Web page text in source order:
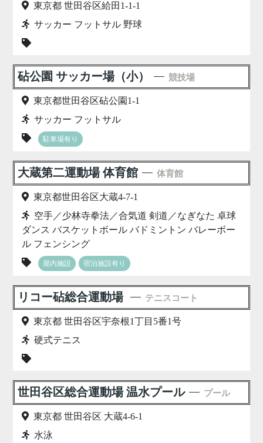
東京都 世田谷区給田1-1-1
サッカー フットサル 野球
砧公園 サッカー場（小） 競技場
東京都世田谷区砧公園1-1
サッカー フットサル
駐車場有り
大蔵第二運動場 体育館 体育館
東京都世田谷区大蔵4-7-1
空手／少林寺拳法／合気道 剣道／なぎなた 卓球
ダンス バスケットボール バドミントン バレーボー
ル フェンシング
屋内施設 宿泊施設有り
リコー砧総合運動場 テニスコート
東京都 世田谷区宇奈根1丁目5番1号
硬式テニス
世田谷区総合運動場 温水プール プール
東京都 世田谷区 大蔵4-6-1
水泳